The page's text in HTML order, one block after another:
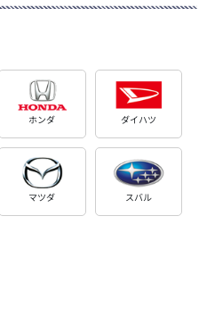
ホンダ ダイハツ
マツダ スバル